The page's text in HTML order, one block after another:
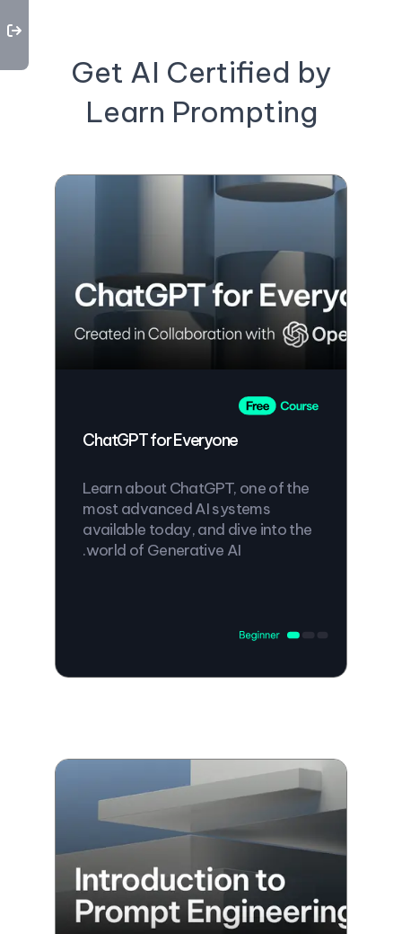
Get AI Certified by
Learn Prompting
ChatGPT for Everyone
Learn about ChatGPT, one of the
most advanced AI systems
available today, and dive into the
world of Generative AI.